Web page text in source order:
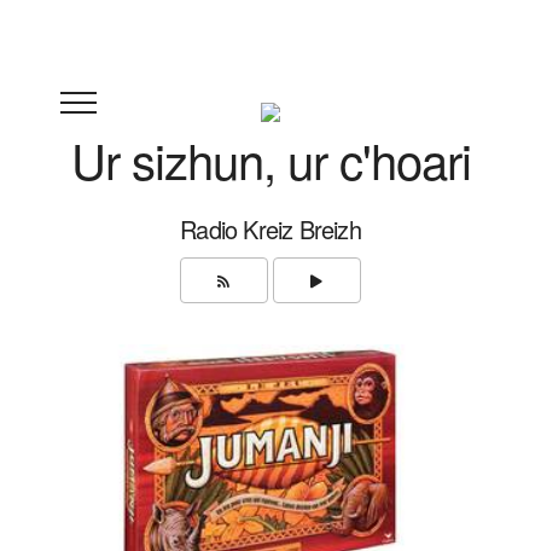
Ur sizhun, ur c'hoari
Radio Kreiz Breizh